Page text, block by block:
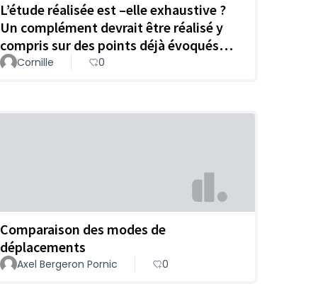
L’étude réalisée est –elle exhaustive ?
Un complément devrait être réalisé y
compris sur des points déjà évoqués…
Cornille 0
Comparaison des modes de
déplacements
Axel Bergeron Pornic 0